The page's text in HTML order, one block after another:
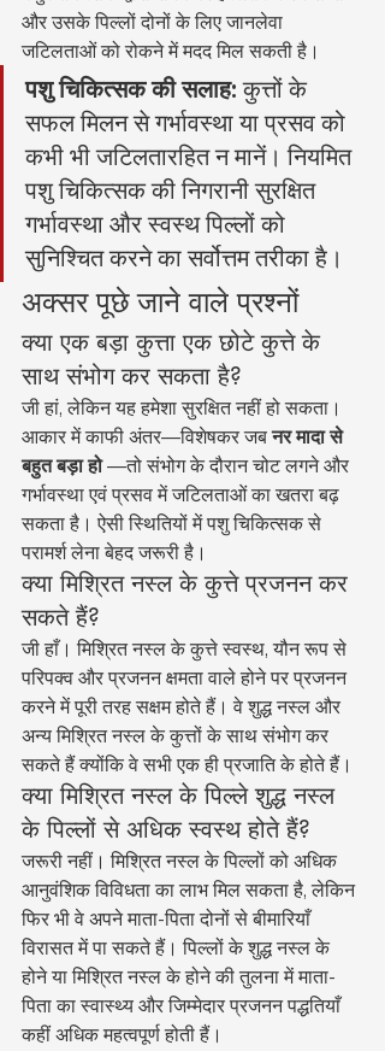
और उसके पिल्लों दोनों के लिए जानलेवा
जटिलताओं को रोकने में मदद मिल सकती है।
पशु चिकित्सक की सलाह: कुत्तों के
सफल मिलन से गर्भावस्था या प्रसव को
कभी भी जटिलतारहित न मानें। नियमित
पशु चिकित्सक की निगरानी सुरक्षित
गर्भावस्था और स्वस्थ पिल्लों को
सुनिश्चित करने का सर्वोत्तम तरीका है।
अक्सर पूछे जाने वाले प्रश्नों
क्या एक बड़ा कुत्ता एक छोटे कुत्ते के
साथ संभोग कर सकता है?
जी हां, लेकिन यह हमेशा सुरक्षित नहीं हो सकता।
आकार में काफी अंतर—विशेषकर जब नर मादा से
बहुत बड़ा हो —तो संभोग के दौरान चोट लगने और
गर्भावस्था एवं प्रसव में जटिलताओं का खतरा बढ़
सकता है। ऐसी स्थितियों में पशु चिकित्सक से
परामर्श लेना बेहद जरूरी है।
क्या मिश्रित नस्ल के कुत्ते प्रजनन कर
सकते हैं?
जी हाँ। मिश्रित नस्ल के कुत्ते स्वस्थ, यौन रूप से
परिपक्व और प्रजनन क्षमता वाले होने पर प्रजनन
करने में पूरी तरह सक्षम होते हैं। वे शुद्ध नस्ल और
अन्य मिश्रित नस्ल के कुत्तों के साथ संभोग कर
सकते हैं क्योंकि वे सभी एक ही प्रजाति के होते हैं।
क्या मिश्रित नस्ल के पिल्ले शुद्ध नस्ल
के पिल्लों से अधिक स्वस्थ होते हैं?
जरूरी नहीं। मिश्रित नस्ल के पिल्लों को अधिक
आनुवंशिक विविधता का लाभ मिल सकता है, लेकिन
फिर भी वे अपने माता-पिता दोनों से बीमारियाँ
विरासत में पा सकते हैं। पिल्लों के शुद्ध नस्ल के
होने या मिश्रित नस्ल के होने की तुलना में माता-
पिता का स्वास्थ्य और जिम्मेदार प्रजनन पद्धतियाँ
कहीं अधिक महत्वपूर्ण होती हैं।